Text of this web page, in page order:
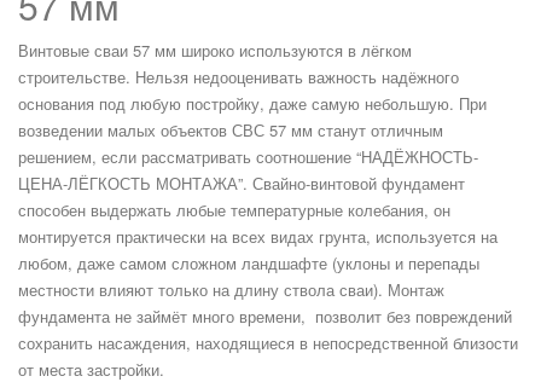
Винтовые сваи 57 мм широко используются в лёгком
строительстве. Нельзя недооценивать важность надёжного
основания под любую постройку, даже самую небольшую. При
возведении малых объектов СВС 57 мм станут отличным
решением, если рассматривать соотношение “НАДЁЖНОСТЬ-
ЦЕНА-ЛЁГКОСТЬ МОНТАЖА”. Свайно-винтовой фундамент
способен выдержать любые температурные колебания, он
монтируется практически на всех видах грунта, используется на
любом, даже самом сложном ландшафте (уклоны и перепады
местности влияют только на длину ствола сваи). Монтаж
фундамента не займёт много времени, позволит без повреждений
сохранить насаждения, находящиеся в непосредственной близости
от места застройки.